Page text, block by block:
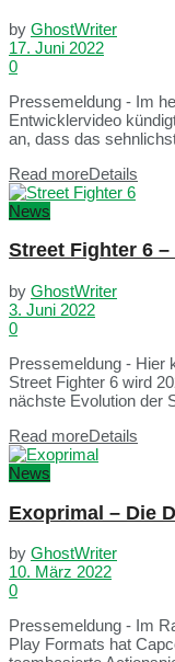
by GhostWriter
17. Juni 2022
0
Pressemeldung - Im
Entwicklervideo
an, dass das
Read moreDetails
News
Street Fighter 6
by GhostWriter
3. Juni 2022
0
Pressemeldung - Hier
Street Fighter 6 wird
nächste Evolution der
Read moreDetails
News
Exoprimal – Die
by GhostWriter
10. März 2022
0
Pressemeldung - Im
Play Formats hat